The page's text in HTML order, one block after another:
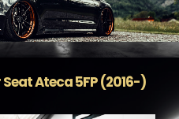
Ateca 5FP (2016-)